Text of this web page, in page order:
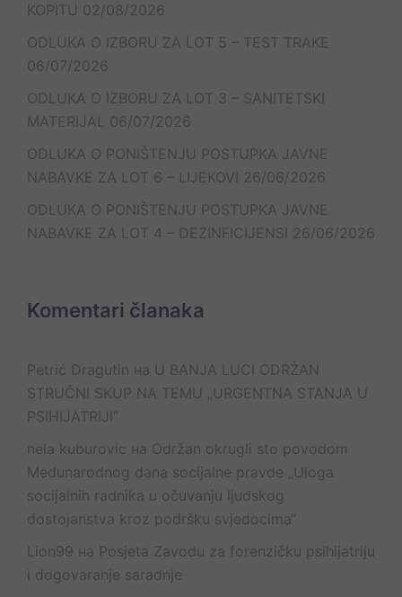
KOPITU 02/08/2026
ODLUKA O IZBORU ZA LOT 5 – TEST TRAKE
06/07/2026
ODLUKA O IZBORU ZA LOT 3 – SANITETSKI
MATERIJAL 06/07/2026
ODLUKA O PONIŠTENJU POSTUPKA JAVNE
NABAVKE ZA LOT 6 – LIJEKOVI 26/06/2026
ODLUKA O PONIŠTENJU POSTUPKA JAVNE
NABAVKE ZA LOT 4 – DEZINFICIJENSI 26/06/2026
Komentari članaka
Petrić Dragutin на U BANJA LUCI ODRŽAN
STRUČNI SKUP NA TEMU „URGENTNA STANJA U
PSIHIJATRIJI“
nela kuburovic на Održan okrugli sto povodom
Međunarodnog dana socijalne pravde „Uloga
socijalnih radnika u očuvanju ljudskog
dostojanstva kroz podršku svjedocima“
Lion99 на Posjeta Zavodu za forenzičku psihijatriju
i dogovaranje saradnje